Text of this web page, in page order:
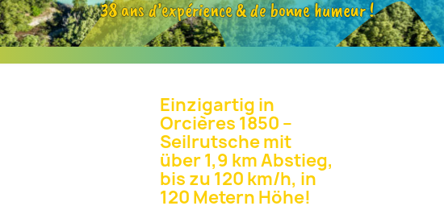
38 ans d’expérience & de bonne humeur !
Einzigartig in
Orcières 1850 –
Seilrutsche mit
über 1,9 km Abstieg,
bis zu 120 km/h, in
120 Metern Höhe!